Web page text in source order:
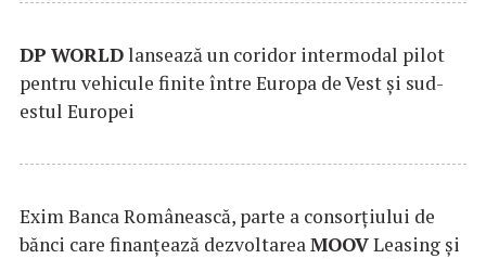
DP WORLDlansează un coridor intermodal pilot
pentru vehicule finite între Europa de Vest și sud-
estul Europei
Exim Banca Românească, parte a consorțiului de
bănci care finanțează dezvoltareaMOOVLeasing și